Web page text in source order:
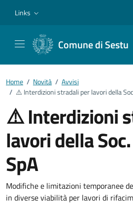
Links
Comune di Sestu
Home / Novità / Avvisi
/ ⚠️ Interdizioni stradali per lavori della
⚠️ Interdizioni
lavori della
SpA
Dettagli della
Modifiche e limitazioni temporanee
in diverse viabilità per lavori di